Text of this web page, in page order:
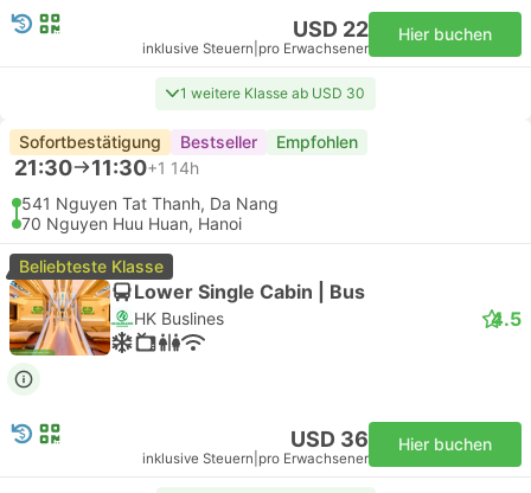
USD 22
inklusive Steuern pro Erwachsener
Hier buchen
1 weitere Klasse ab USD 30
Sofortbestätigung Bestseller Empfohlen
21:30 11:30+1 14h
541 Nguyen Tat Thanh, Da Nang
70 Nguyen Huu Huan, Hanoi
Beliebteste Klasse
Lower Single Cabin | Bus
HK Buslines 4.5
USD 36
inklusive Steuern pro Erwachsener
Hier buchen